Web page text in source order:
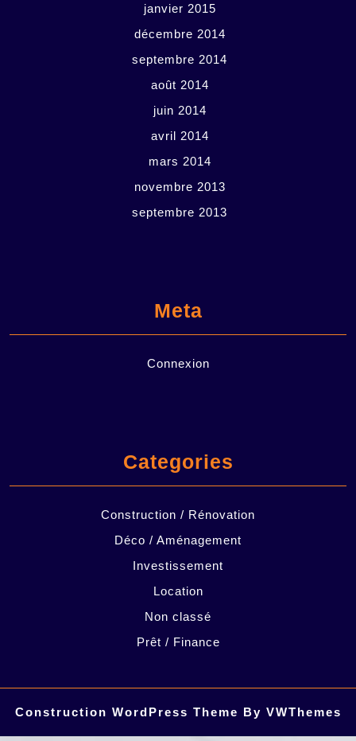
janvier 2015
décembre 2014
septembre 2014
août 2014
juin 2014
avril 2014
mars 2014
novembre 2013
septembre 2013
Meta
Connexion
Categories
Construction / Rénovation
Déco / Aménagement
Investissement
Location
Non classé
Prêt / Finance
Construction WordPress Theme By VWThemes